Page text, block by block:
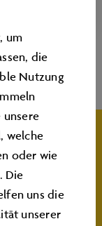
um
die
Nutzung
unsere
welche
oder wie
Die
uns die
unserer